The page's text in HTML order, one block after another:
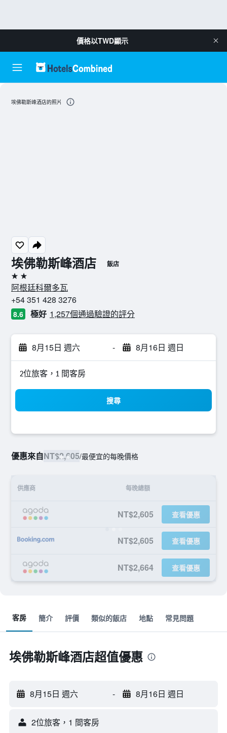
價格以TWD顯示
埃佛勒斯峰酒店 飯店
2星級
阿根廷科爾多瓦
+54 351 428 3276
8.6 極好 1,257個通過驗證的評分
8月15日 週六 - 8月16日 週日
2位旅客，1 間客房
搜尋
優惠來自NT$2,605/最便宜的每晚價格
供應商 每晚總額
NT$2,605 查看優惠
NT$2,605 查看優惠
NT$2,664 查看優惠
埃佛勒斯峰酒店的照片
客房 簡介 評價 類似的飯店 地點 常見問題
埃佛勒斯峰酒店超值優惠
8月15日 週六 - 8月16日 週日
2位旅客，1 間客房